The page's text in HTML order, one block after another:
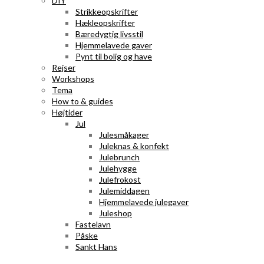
Strikkeopskrifter
Hækleopskrifter
Bæredygtig livsstil
Hjemmelavede gaver
Pynt til bolig og have
Rejser
Workshops
Tema
How to & guides
Højtider
Jul
Julesmåkager
Juleknas & konfekt
Julebrunch
Julehygge
Julefrokost
Julemiddagen
Hjemmelavede julegaver
Juleshop
Fastelavn
Påske
Sankt Hans